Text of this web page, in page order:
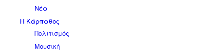
Νέα
Η Κάρπαθος
Πολιτισμός
Μουσική